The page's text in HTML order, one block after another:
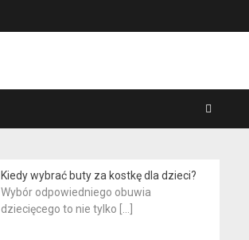
Kiedy wybrać buty za kostkę dla dzieci?
Wybór odpowiedniego obuwia
dziecięcego to nie tylko